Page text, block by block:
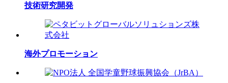
技術研究開発
海外プロモーション